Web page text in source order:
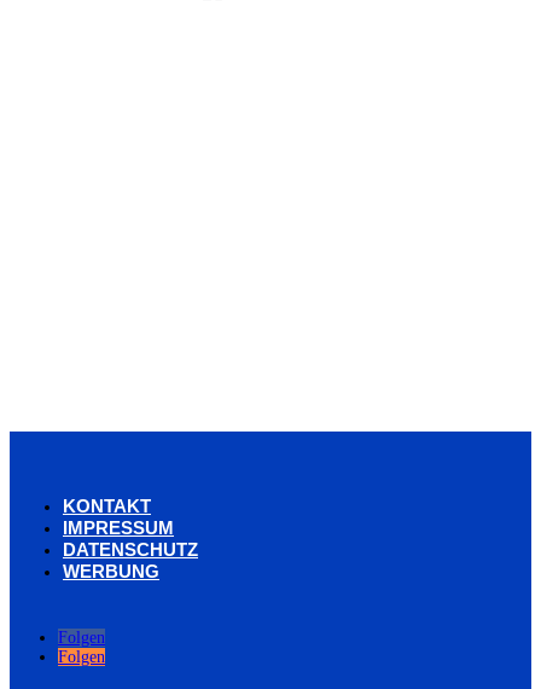
KONTAKT
IMPRESSUM
DATENSCHUTZ
WERBUNG
Folgen
Folgen